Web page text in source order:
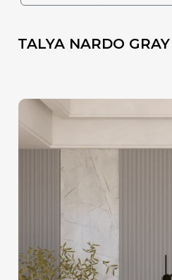
TALYA NARDO GRAY